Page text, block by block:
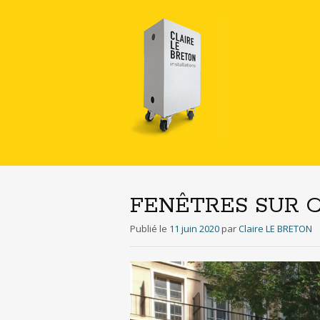
FENÊTRES SUR
Publié le 11 juin 2020 parClaire LE BRETON